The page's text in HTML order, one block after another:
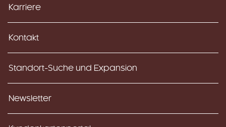
Karriere
Kontakt
Standort-Suche und Expansion
Newsletter